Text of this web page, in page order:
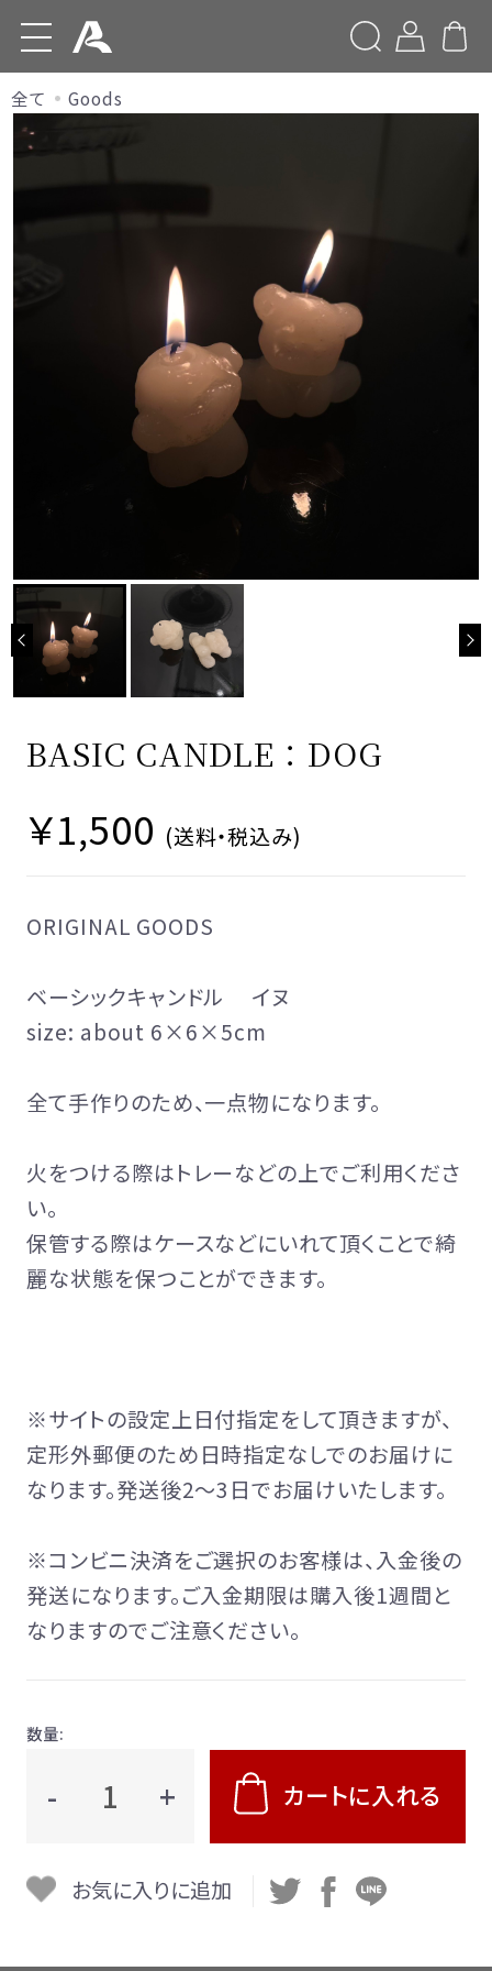
全て Goods
BASIC CANDLE：DOG
￥1,500 (送料・税込み)
ORIGINAL GOODS
ベーシックキャンドル イヌ
size: about 6×6×5cm
全て手作りのため、一点物になります。
火をつける際はトレーなどの上でご利用くださ
い。
保管する際はケースなどにいれて頂くことで綺
麗な状態を保つことができます。
※サイトの設定上日付指定をして頂きますが、
定形外郵便のため日時指定なしでのお届けに
なります。発送後2～3日でお届けいたします。
※コンビニ決済をご選択のお客様は、入金後の
発送になります。ご入金期限は購入後1週間と
なりますのでご注意ください。
数量:
- + カートに入れる
お気に入りに追加
Home
CAFE-INFO
Delivery Birthday Plate
ご利用ガイド
当サイトについて
プライバシーポリシー
利用規約